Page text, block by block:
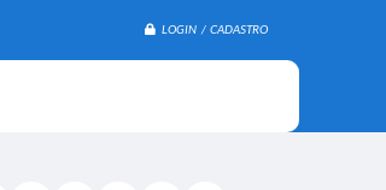
LOGIN / CADASTRO